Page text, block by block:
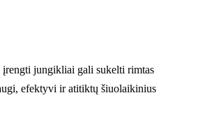
įrengti jungikliai gali sukelti rimtas
efektyvi ir atitiktų šiuolaikinius